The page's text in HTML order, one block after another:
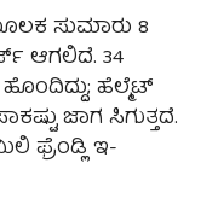
ಸುಮಾರು 8
ಆಗಲಿದೆ. 34
ಹೆಲ್ಮೆಟ್
ಜಾಗ ಸಿಗುತ್ತದೆ.
ಫ್ರೆಂಡ್ಲಿ ಇ-